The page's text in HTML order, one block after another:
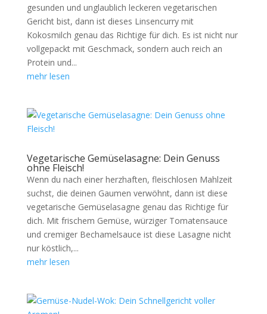
gesunden und unglaublich leckeren vegetarischen
Gericht bist, dann ist dieses Linsencurry mit
Kokosmilch genau das Richtige für dich. Es ist nicht nur
vollgepackt mit Geschmack, sondern auch reich an
Protein und...
mehr lesen
Vegetarische Gemüselasagne: Dein Genuss
ohne Fleisch!
Wenn du nach einer herzhaften, fleischlosen Mahlzeit
suchst, die deinen Gaumen verwöhnt, dann ist diese
vegetarische Gemüselasagne genau das Richtige für
dich. Mit frischem Gemüse, würziger Tomatensauce
und cremiger Bechamelsauce ist diese Lasagne nicht
nur köstlich,...
mehr lesen